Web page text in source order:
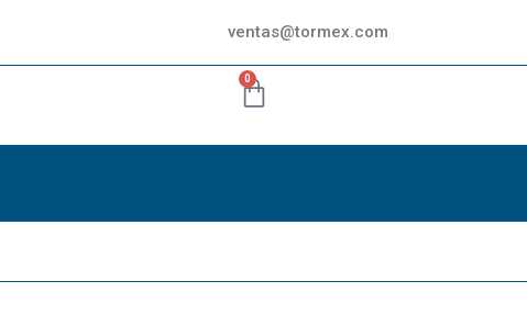
ventas@tormex.com
0